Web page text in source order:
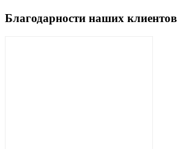
Благодарности наших клиентов